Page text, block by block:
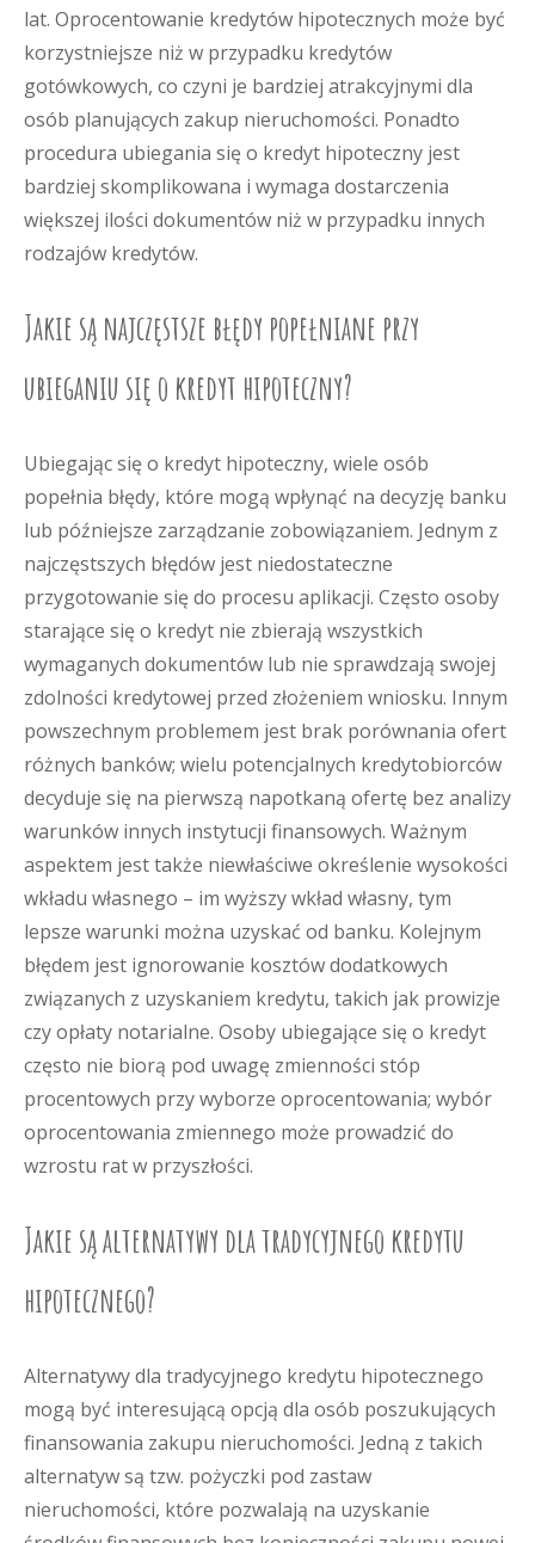
lat. Oprocentowanie kredytów hipotecznych może być
korzystniejsze niż w przypadku kredytów
gotówkowych, co czyni je bardziej atrakcyjnymi dla
osób planujących zakup nieruchomości. Ponadto
procedura ubiegania się o kredyt hipoteczny jest
bardziej skomplikowana i wymaga dostarczenia
większej ilości dokumentów niż w przypadku innych
rodzajów kredytów.
Jakie są najczęstsze błędy popełniane przy
ubieganiu się o kredyt hipoteczny?
Ubiegając się o kredyt hipoteczny, wiele osób
popełnia błędy, które mogą wpłynąć na decyzję banku
lub późniejsze zarządzanie zobowiązaniem. Jednym z
najczęstszych błędów jest niedostateczne
przygotowanie się do procesu aplikacji. Często osoby
starające się o kredyt nie zbierają wszystkich
wymaganych dokumentów lub nie sprawdzają swojej
zdolności kredytowej przed złożeniem wniosku. Innym
powszechnym problemem jest brak porównania ofert
różnych banków; wielu potencjalnych kredytobiorców
decyduje się na pierwszą napotkaną ofertę bez analizy
warunków innych instytucji finansowych. Ważnym
aspektem jest także niewłaściwe określenie wysokości
wkładu własnego – im wyższy wkład własny, tym
lepsze warunki można uzyskać od banku. Kolejnym
błędem jest ignorowanie kosztów dodatkowych
związanych z uzyskaniem kredytu, takich jak prowizje
czy opłaty notarialne. Osoby ubiegające się o kredyt
często nie biorą pod uwagę zmienności stóp
procentowych przy wyborze oprocentowania; wybór
oprocentowania zmiennego może prowadzić do
wzrostu rat w przyszłości.
Jakie są alternatywy dla tradycyjnego kredytu
hipotecznego?
Alternatywy dla tradycyjnego kredytu hipotecznego
mogą być interesującą opcją dla osób poszukujących
finansowania zakupu nieruchomości. Jedną z takich
alternatyw są tzw. pożyczki pod zastaw
nieruchomości, które pozwalają na uzyskanie